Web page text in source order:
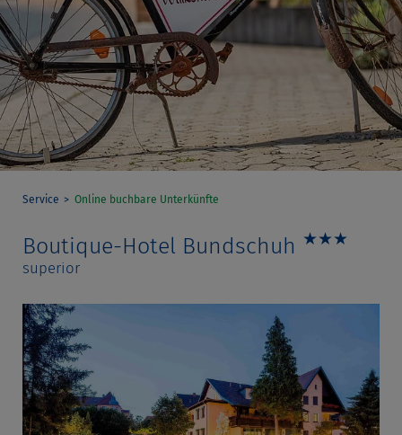
Service Online buchbare Unterkünfte
Boutique-Hotel Bundschuh ★★★
superior